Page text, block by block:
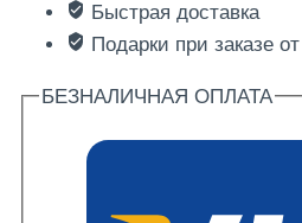
Быстрая доставка
Подарки при заказе
БЕЗНАЛИЧНАЯ ОПЛАТА